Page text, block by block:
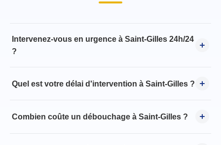
Intervenez-vous en urgence à Saint-Gilles 24h/24
?
Quel est votre délai d'intervention à Saint-Gilles ?
Combien coûte un débouchage à Saint-Gilles ?